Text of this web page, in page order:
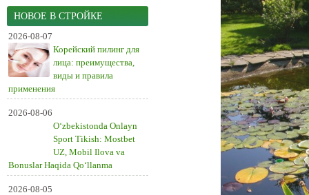
НОВОЕ В СТРОЙКЕ
2026-08-07
Корейский пилинг для
лица: преимущества,
виды и правила
применения
2026-08-06
O‘zbekistonda Onlayn
Sport Tikish: Mostbet
UZ, Mobil Ilova va
Bonuslar Haqida Qo‘llanma
2026-08-05